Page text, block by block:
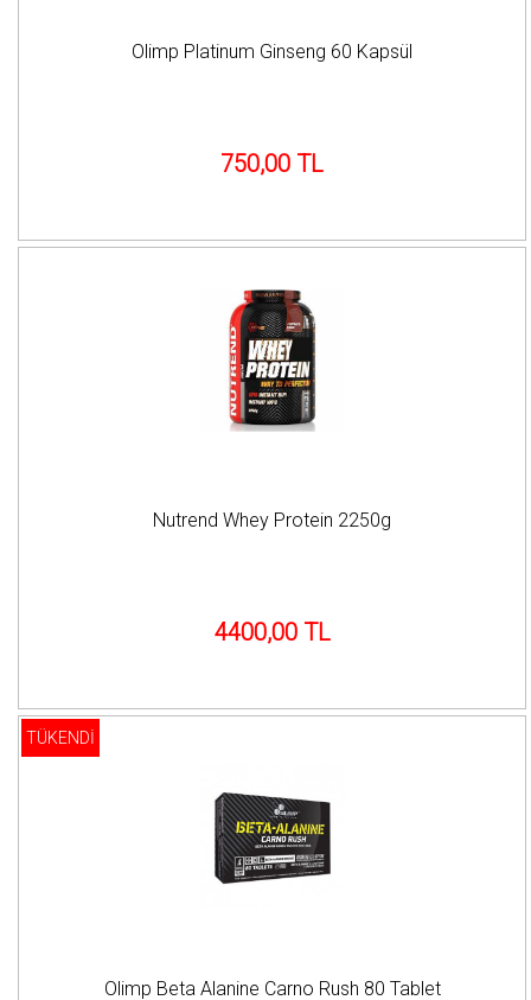
Olimp Platinum Ginseng 60 Kapsül
750,00 TL
Nutrend Whey Protein 2250g
4400,00 TL
TÜKENDİ
Olimp Beta Alanine Carno Rush 80 Tablet